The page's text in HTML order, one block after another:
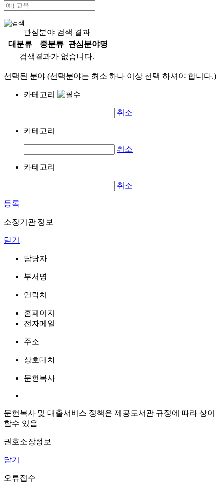
관심분야 검색 결과
대분류
중분류
관심분야명
검색결과가 없습니다.
선택된 분야 (선택분야는 최소 하나 이상 선택 하셔야 합니다.)
카테고리
취소
카테고리
취소
카테고리
취소
등록
소장기관 정보
닫기
담당자
부서명
연락처
홈페이지
전자메일
주소
상호대차
문헌복사
문헌복사 및 대출서비스 정책은 제공도서관 규정에 따라 상이
할수 있음
권호소장정보
닫기
오류접수